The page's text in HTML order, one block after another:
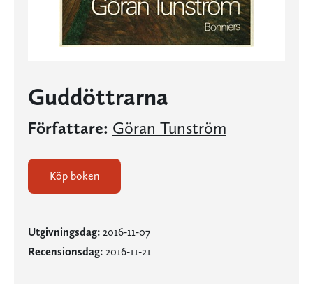
Guddöttrarna
Författare: Göran Tunström
Köp boken
Utgivningsdag: 2016-11-07
Recensionsdag: 2016-11-21